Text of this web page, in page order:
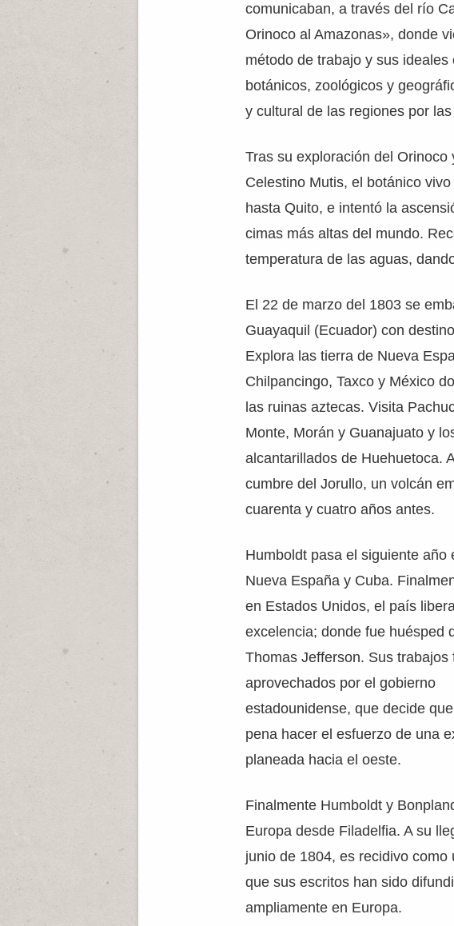
comunicaban, a través del río
Orinoco al Amazonas», donde
método de trabajo y sus
botánicos, zoológicos y
y cultural de las regiones por
Tras su exploración del
Celestino Mutis, el botánico
hasta Quito, e intentó la
cimas más altas del mundo.
temperatura de las aguas,
El 22 de marzo del 1803 se
Guayaquil (Ecuador) con
Explora las tierra de Nueva
Chilpancingo, Taxco y México
las ruinas aztecas. Visita
Monte, Morán y Guanajuato y
alcantarillados de Huehuetoca.
cumbre del Jorullo, un volcán
cuarenta y cuatro años antes.
Humboldt pasa el siguiente año
Nueva España y Cuba.
en Estados Unidos, el país
excelencia; donde fue huésped
Thomas Jefferson. Sus trabajos
aprovechados por el gobierno
estadounidense, que decide
pena hacer el esfuerzo de una
planeada hacia el oeste.
Finalmente Humboldt y
Europa desde Filadelfia. A su
junio de 1804, es recidivo como
que sus escritos han sido
ampliamente en Europa.